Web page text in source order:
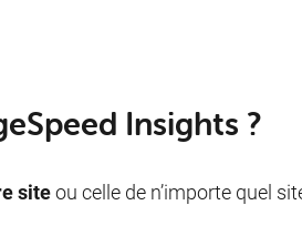
Insights ?
siteou celle de n’importe quel